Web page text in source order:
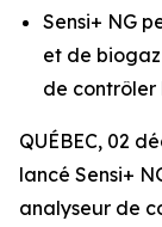
Sensi+ NG
et de
de contrôler
QUÉBEC, 02
lancé Sensi+
analyseur de